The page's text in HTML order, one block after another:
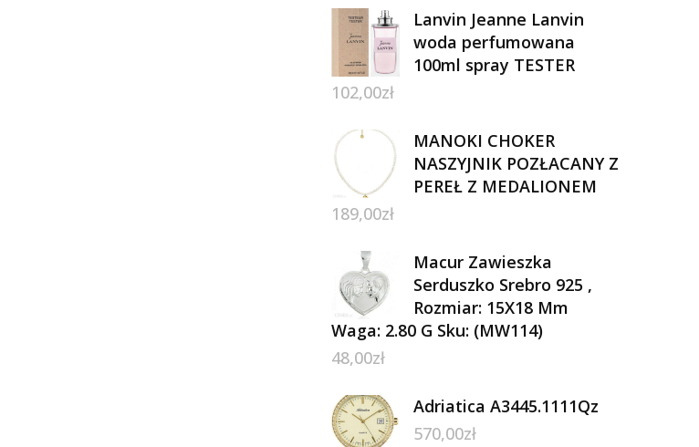
Lanvin Jeanne Lanvin
woda perfumowana
100ml spray TESTER
102,00zł
MANOKI CHOKER
NASZYJNIK POZŁACANY Z
PEREŁ Z MEDALIONEM
189,00zł
Macur Zawieszka
Serduszko Srebro 925 ,
Rozmiar: 15X18 Mm
Waga: 2.80 G Sku: (MW114)
48,00zł
Adriatica A3445.1111Qz
570,00zł